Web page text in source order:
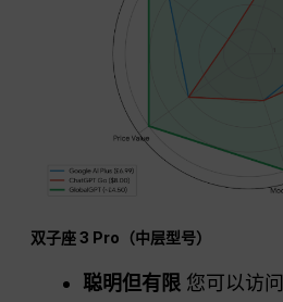
双子座 3 Pro（中层型号）
聪明但有限 您可以访问